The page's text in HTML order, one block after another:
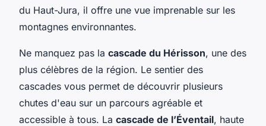
du Haut-Jura, il offre une vue imprenable sur les
montagnes environnantes.
Ne manquez pas la cascade du Hérisson, une des
plus célèbres de la région. Le sentier des
cascades vous permet de découvrir plusieurs
chutes d'eau sur un parcours agréable et
accessible à tous. La cascade de l’Éventail, haute